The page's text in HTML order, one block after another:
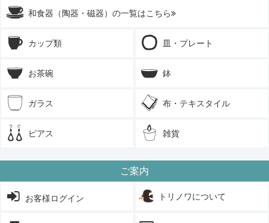
和食器（陶器・磁器）の一覧はこちら
カップ類 皿・プレート
お茶碗 鉢
ガラス 布・テキスタイル
ピアス 雑貨
ご案内
お客様ログイン トリノワについて